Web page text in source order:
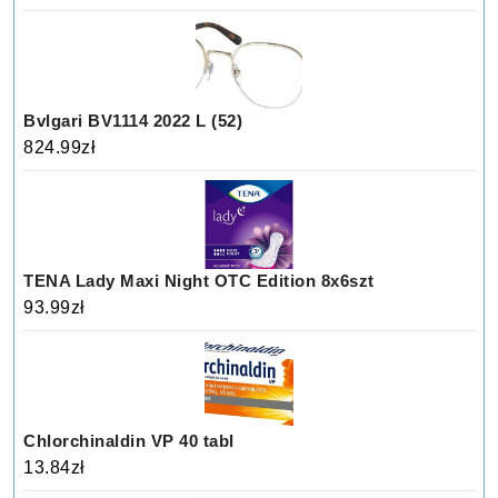
Bvlgari BV1114 2022 L (52)
824.99zł
TENA Lady Maxi Night OTC Edition 8x6szt
93.99zł
Chlorchinaldin VP 40 tabl
13.84zł